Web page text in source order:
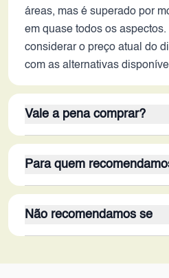
áreas, mas é superado por
em quase todos os
considerar o preço atual do
com as alternativas
Vale a pena comprar?
em 2026 depende muito do
consideravelmente inferior
ao desempenho e à
uma opção viável. Os pontos
Para quem
recomendado para usuários
smartphone com tela de boa
Não recomendamos se